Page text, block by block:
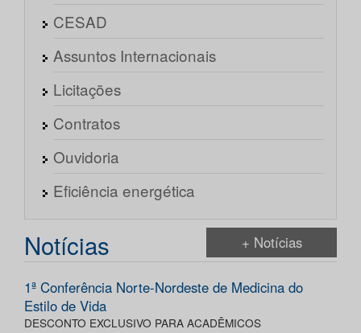
CESAD
Assuntos Internacionais
Licitações
Contratos
Ouvidoria
Eficiência energética
Notícias + Notícias
1ª Conferência Norte-Nordeste de Medicina do
Estilo de Vida
DESCONTO EXCLUSIVO PARA ACADÊMICOS